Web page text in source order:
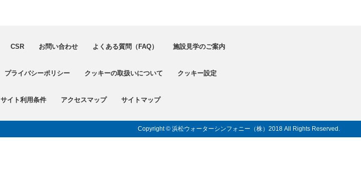
CSR お問い合わせ よくある質問（FAQ） 施設見学のご案内
プライバシーポリシー クッキーの取扱いについて クッキー設定
サイト利用条件 アクセスマップ サイトマップ
Copyright © 浜松ウォーターシンフォニー（株） 2018 All Rights Reserved.